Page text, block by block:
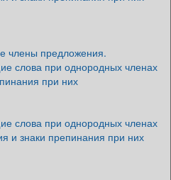
члены предложения.
слова при однородных членах
при них
слова при однородных членах
и знаки препинания при них